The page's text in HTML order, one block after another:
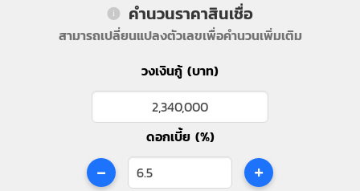
คำนวนราคาสินเชื่อ
สามารถเปลี่ยนแปลงตัวเลขเพื่อคำนวนเพิ่มเติม
วงเงินกู้ (บาท)
ดอกเบี้ย (%)
- +